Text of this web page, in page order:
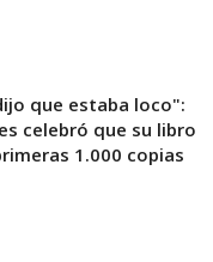
que estaba loco":
celebró que su libro
1.000 copias